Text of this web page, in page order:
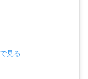
見る